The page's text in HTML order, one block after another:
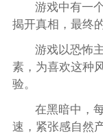
游戏中有一
揭开真相，最终
游戏以恐怖
素，为喜欢这种
验。
在黑暗中，
速，紧张感自然产